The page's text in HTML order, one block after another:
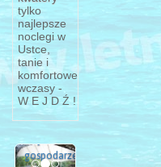
tylko
najlepsze
noclegi w
Ustce,
tanie i
komfortowe
wczasy -
W E J D Ź !
Opera
Leśna
Sopot,
Opera
Leśna Od
1961 r.
miasto
jest
gospodarzem
PreviousNext